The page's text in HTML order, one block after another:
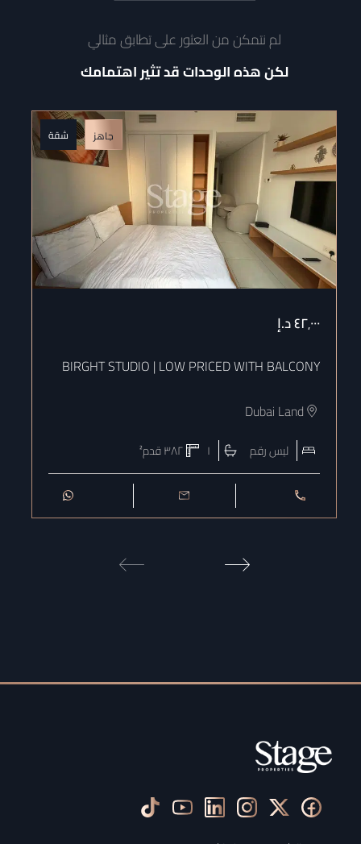
لم نتمكن من العثور على تطابق مثالي
لكن هذه الوحدات قد تثير اهتمامك
جاهز شقة
٤٢٬٠٠٠د.إ
BIRGHT STUDIO | LOW PRICED WITH BALCONY
Dubai Land
ليس رقم ١ ٣٨٢قدم²